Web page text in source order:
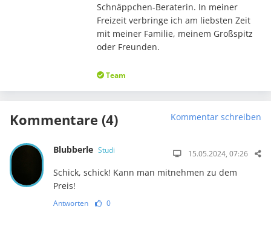
Schnäppchen-Beraterin. In meiner
Freizeit verbringe ich am liebsten Zeit
mit meiner Familie, meinem Großspitz
oder Freunden.
Team
Kommentare (4) Kommentar schreiben
Blubberle Studi 15.05.2024, 07:26
Schick, schick! Kann man mitnehmen zu dem
Preis!
Antworten 0